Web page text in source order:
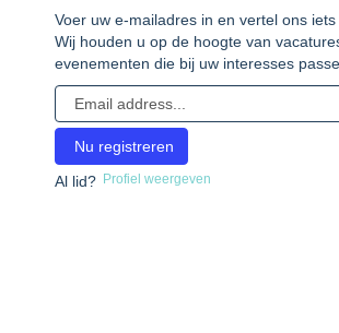
Voer uw e-mailadres in en vertel ons iets
Wij houden u op de hoogte van
evenementen die bij uw interesses
Al lid? Profiel weergeven